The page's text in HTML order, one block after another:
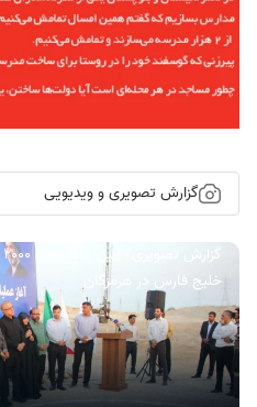
گزارش تصویری و ویدیویی
خلیج فارس در هرمزگان